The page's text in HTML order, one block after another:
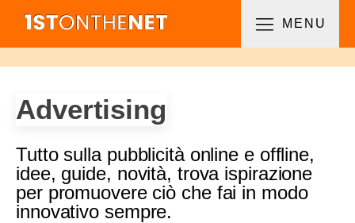
MENU
Advertising
Tutto sulla pubblicità online e offline,
idee, guide, novità, trova ispirazione
per promuovere ciò che fai in modo
innovativo sempre.